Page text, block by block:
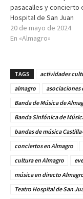
pasacalles y concierto
Hospital de San Juan
20 de mayo de 2024
En «Almagro»
TAGS actividades
almagro
asociaciones
Banda de Música de
Banda Sinfónica de
bandas de música
conciertos en Almagro
cultura en Almagro
música en directo
Teatro Hospital de San